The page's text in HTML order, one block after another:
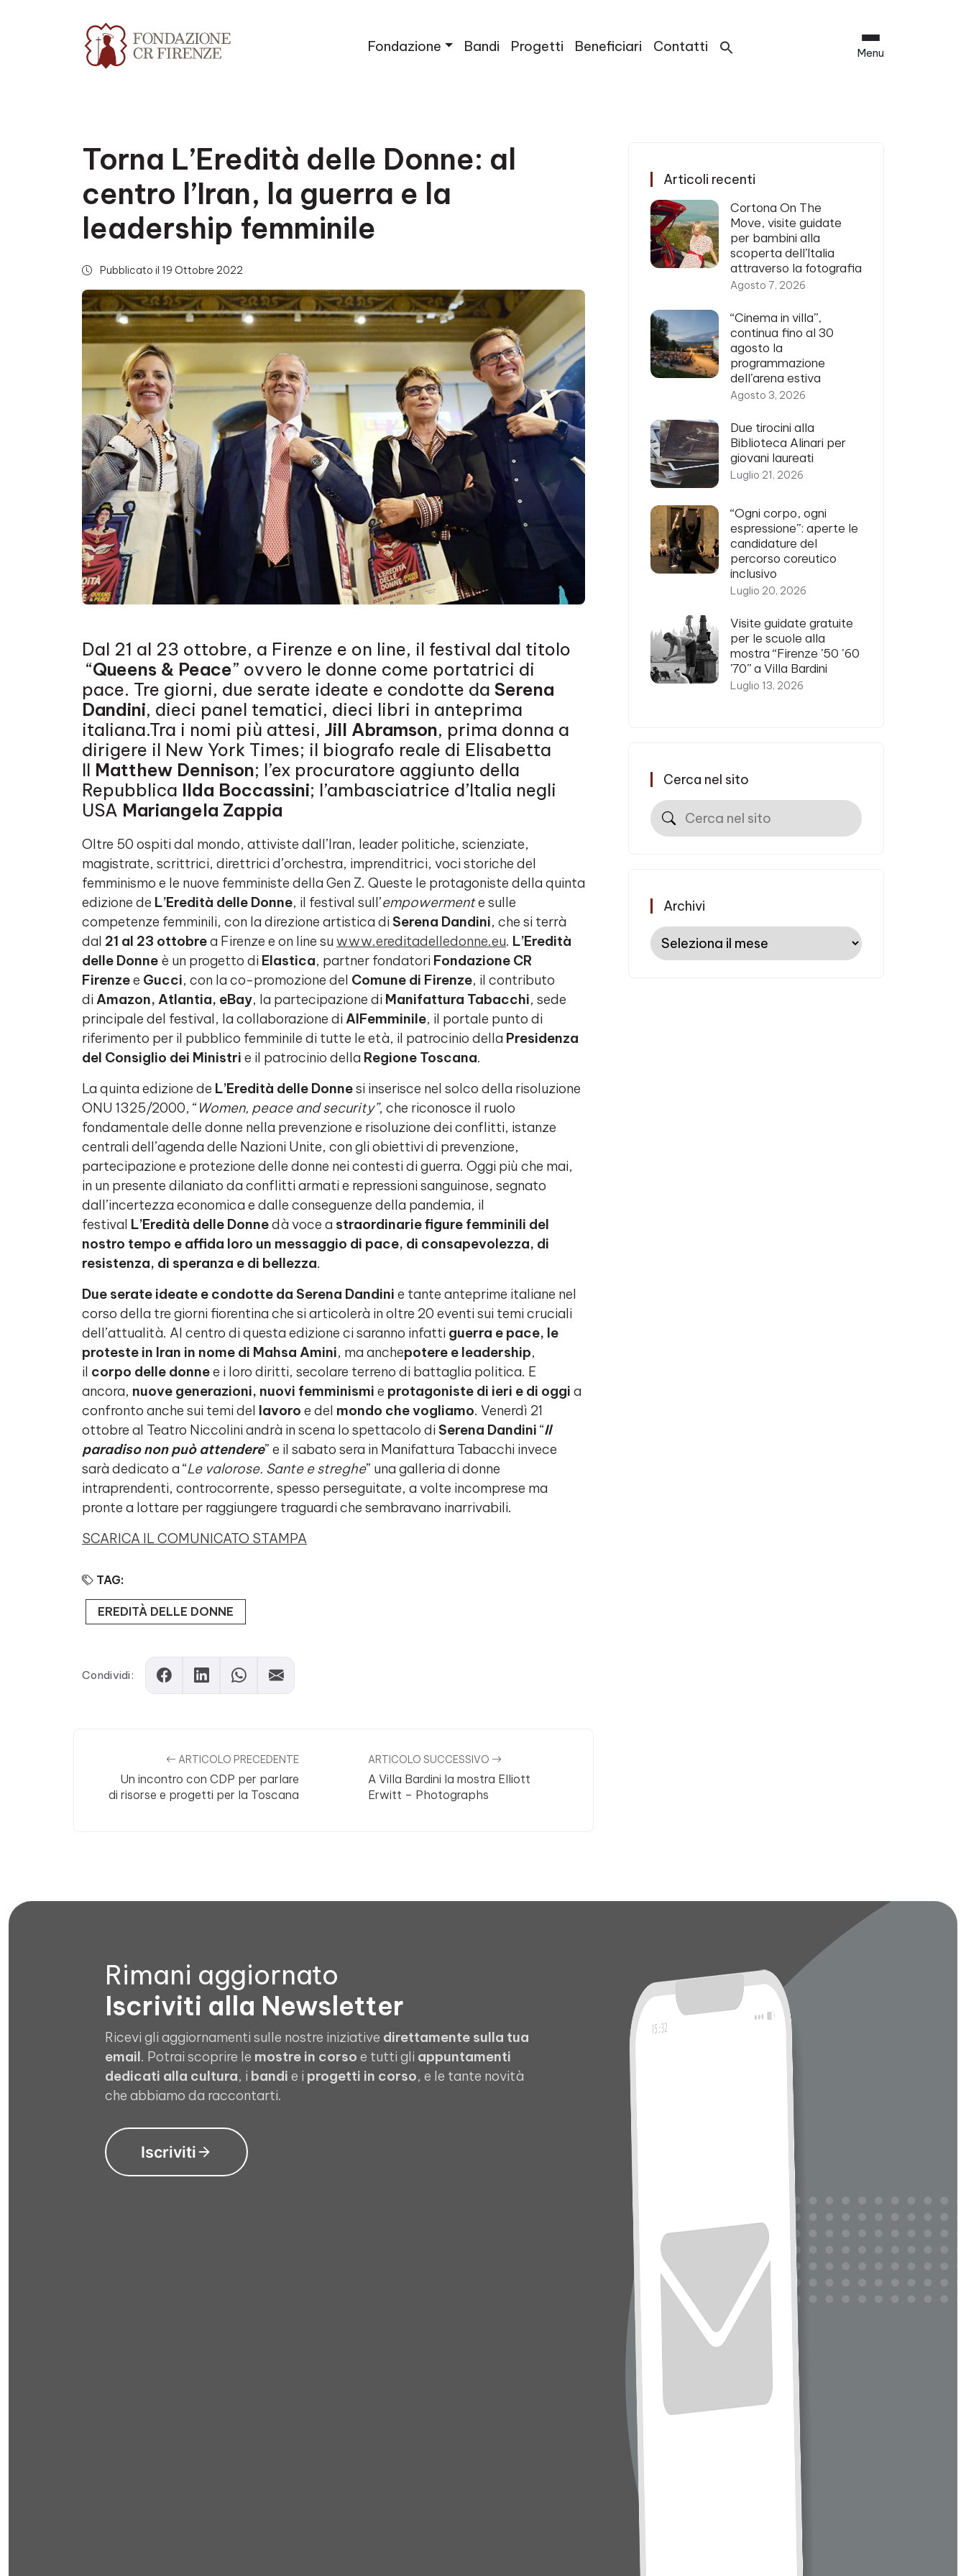
Fondazione Bandi Progetti Beneficiari Contatti Menu
Torna L’Eredità delle Donne: al
centro l’Iran, la guerra e la
leadership femminile
Pubblicato il 19 Ottobre 2022
Dal 21 al 23 ottobre, a Firenze e on line, il festival dal titolo
“Queens & Peace” ovvero le donne come portatrici di
pace. Tre giorni, due serate ideate e condotte da Serena
Dandini, dieci panel tematici, dieci libri in anteprima
italiana.Tra i nomi più attesi, Jill Abramson, prima donna a
dirigere il New York Times; il biografo reale di Elisabetta
II Matthew Dennison; l’ex procuratore aggiunto della
Repubblica Ilda Boccassini; l’ambasciatrice d’Italia negli
USA Mariangela Zappia
Oltre 50 ospiti dal mondo, attiviste dall’Iran, leader politiche, scienziate,
magistrate, scrittrici, direttrici d’orchestra, imprenditrici, voci storiche del
femminismo e le nuove femministe della Gen Z. Queste le protagoniste della quinta
edizione de L’Eredità delle Donne, il festival sull’empowermente sulle
competenze femminili, con la direzione artistica di Serena Dandini, che si terrà
dal 21 al 23 ottobrea Firenze e on line su www.ereditadelledonne.eu. L’Eredità
delle Donne è un progetto di Elastica, partner fondatori Fondazione CR
Firenzee Gucci, con la co-promozione del Comune di Firenze, il contributo
di Amazon, Atlantia, eBay, la partecipazione di Manifattura Tabacchi, sede
principale del festival, la collaborazione di AlFemminile, il portale punto di
riferimento per il pubblico femminile di tutte le età, il patrocinio della Presidenza
del Consiglio dei Ministri e il patrocinio della Regione Toscana.
La quinta edizione de L’Eredità delle Donnesi inserisce nel solco della risoluzione
ONU 1325/2000, “ Women, peace and security”, che riconosce il ruolo
fondamentale delle donne nella prevenzione e risoluzione dei conflitti, istanze
centrali dell’agenda delle Nazioni Unite, con gli obiettivi di prevenzione,
partecipazione e protezione delle donne nei contesti di guerra. Oggi più che mai,
in un presente dilaniato da conflitti armati e repressioni sanguinose, segnato
dall’incertezza economica e dalle conseguenze della pandemia, il
festival L’Eredità delle Donnedà voce a straordinarie figure femminili del
nostro tempo e affida loro un messaggio di pace, di consapevolezza, di
resistenza, di speranza e di bellezza.
Due serate ideate e condotte da Serena Dandini e tante anteprime italiane nel
corso della tre giorni fiorentina che si articolerà in oltre 20 eventi sui temi cruciali
dell’attualità. Al centro di questa edizione ci saranno infatti guerra e pace, le
proteste in Iran in nome di Mahsa Amini, ma anchepotere e leadership,
il corpo delle donnee i loro diritti, secolare terreno di battaglia politica. E
ancora, nuove generazioni, nuovi femminismi e protagoniste di ieri e di oggi a
confronto anche sui temi del lavoro e del mondo che vogliamo. Venerdì 21
ottobre al Teatro Niccolini andrà in scena lo spettacolo di Serena Dandini “Il
paradiso non può attendere” e il sabato sera in Manifattura Tabacchi invece
sarà dedicato a “Le valorose. Sante e streghe” una galleria di donne
intraprendenti, controcorrente, spesso perseguitate, a volte incomprese ma
pronte a lottare per raggiungere traguardi che sembravano inarrivabili.
SCARICA IL COMUNICATO STAMPA
TAG:
EREDITÀ DELLE DONNE
Condividi:
ARTICOLO PRECEDENTE
Un incontro con CDP per parlare
di risorse e progetti per la Toscana
ARTICOLO SUCCESSIVO
A Villa Bardini la mostra Elliott
Erwitt – Photographs
Articoli recenti
Cortona On The
Move, visite guidate
per bambini alla
scoperta dell’Italia
attraverso la fotografia
Agosto 7, 2026
“Cinema in villa”,
continua fino al 30
agosto la
programmazione
dell’arena estiva
Agosto 3, 2026
Due tirocini alla
Biblioteca Alinari per
giovani laureati
Luglio 21, 2026
“Ogni corpo, ogni
espressione”: aperte le
candidature del
percorso coreutico
inclusivo
Luglio 20, 2026
Visite guidate gratuite
per le scuole alla
mostra “Firenze ’50 ’60
’70” a Villa Bardini
Luglio 13, 2026
Cerca nel sito
Cerca
Archivi
Archivi
Rimani aggiornato
Iscriviti alla Newsletter
Ricevi gli aggiornamenti sulle nostre iniziative direttamente sulla tua
email. Potrai scoprire le mostre in corso e tutti gli appuntamenti
dedicati alla cultura, i bandi e i progetti in corso, e le tante novità
che abbiamo da raccontarti.
Iscriviti